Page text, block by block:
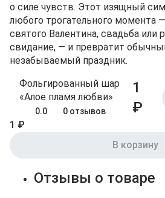
о силе чувств. Этот изящный
любого трогательного момента
святого Валентина, свадьба или
свидание, — и превратит
незабываемый праздник.
Фольгированный шар
«Алое пламя любви»
0.0 0 отзывов
1
₽
1 ₽
В корзину
Отзывы о товаре